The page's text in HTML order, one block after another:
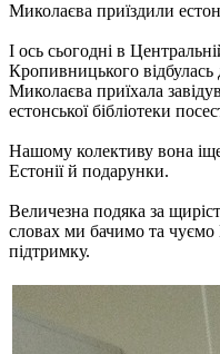
Миколаєва приїздили
І ось сьогодні в
Кропивницького
Миколаєва приїхала
естонської бібліотеки
Нашому колективу вона
Естонії й подарунки.
Величезна подяка за
словах ми бачимо та
підтримку.